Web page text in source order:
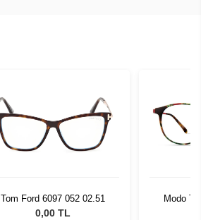
Tom Ford 6097 052 02.51
0,00 TL
Modo